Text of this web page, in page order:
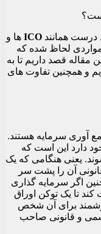
همانند ICO ها و
لحاظ شده که
مقاله قصد داریم تا به
و همچنین تفاوت های
آوری سرمایه هستند.
دارد این است که
یعنی هنگامی که یک
قانونی آن را پشت سر
اگر سرمایه گذاری
تا یک توکن اوراق
هوشمند برای آن شخص
و قانونی صاحب